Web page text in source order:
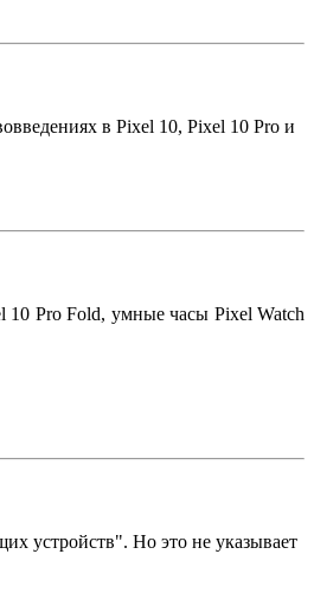
в Pixel 10, Pixel 10 Pro и
10 Pro Fold, умные часы Pixel Watch
устройств". Но это не указывает